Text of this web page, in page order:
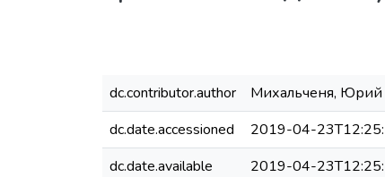
dc.contributor.author
Михальченя, Юрий
dc.date.accessioned
2019-04-
dc.date.available
2019-04-